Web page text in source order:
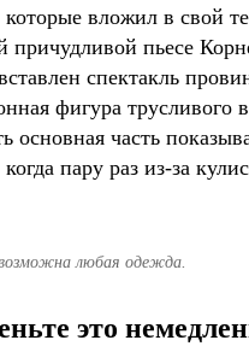
которые вложил в свой
причудливой пьесе
спектакль
фигура трусливого
основная часть
когда пару раз из-за
любая одежда.
это